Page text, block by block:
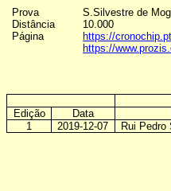
Prova S.Silvestre de
Distância
10.000
Página
https://
https://
Edição
Data
1
2019-12-07 Rui Pedro